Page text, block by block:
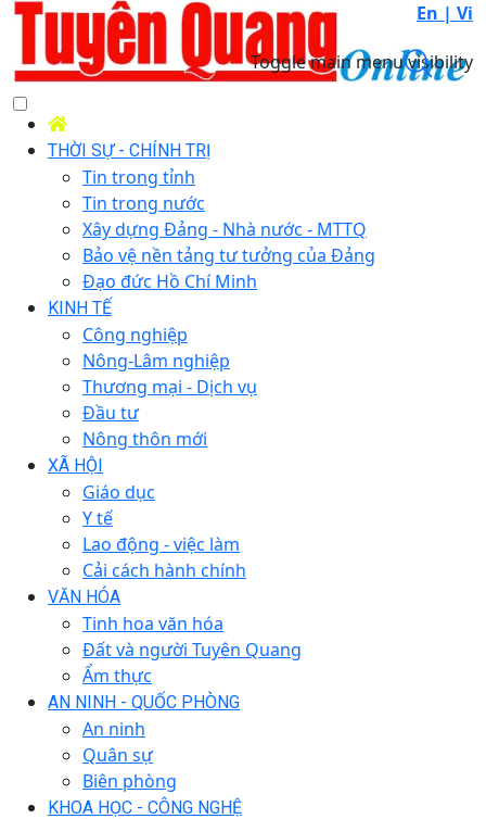
En | Vi
Toggle main menu visibility
THỜI SỰ - CHÍNH TRỊ
Tin trong tỉnh
Tin trong nước
Xây dựng Đảng - Nhà nước - MTTQ
Bảo vệ nền tảng tư tưởng của Đảng
Đạo đức Hồ Chí Minh
KINH TẾ
Công nghiệp
Nông-Lâm nghiệp
Thương mại - Dịch vụ
Đầu tư
Nông thôn mới
XÃ HỘI
Giáo dục
Y tế
Lao động - việc làm
Cải cách hành chính
VĂN HÓA
Tinh hoa văn hóa
Đất và người Tuyên Quang
Ẩm thực
AN NINH - QUỐC PHÒNG
An ninh
Quân sự
Biên phòng
KHOA HỌC - CÔNG NGHỆ